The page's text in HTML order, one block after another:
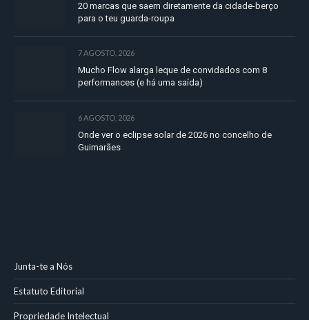
20 marcas que saem diretamente da cidade-berço
para o teu guarda-roupa
7 AGOSTO, 2026
Mucho Flow alarga leque de convidados com 8
performances (e há uma saída)
6 AGOSTO, 2026
Onde ver o eclipse solar de 2026 no concelho de
Guimarães
Junta-te a Nós
Estatuto Editorial
Propriedade Intelectual